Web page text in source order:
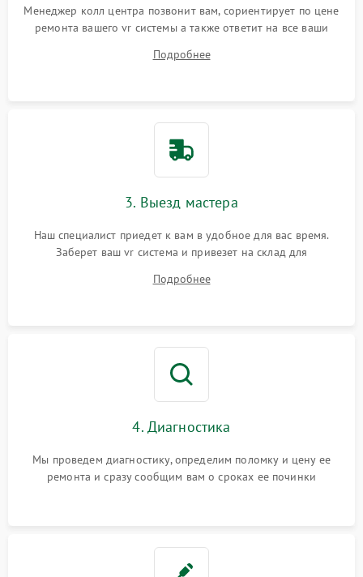
Менеджер колл центра позвонит вам, сориентирует по цене
ремонта вашего vr системы а также ответит на все ваши
Подробнее
3. Выезд мастера
Наш специалист приедет к вам в удобное для вас время.
Заберет ваш vr система и привезет на склад для
Подробнее
4. Диагностика
Мы проведем диагностику, определим поломку и цену ее
ремонта и сразу сообщим вам о сроках ее починки